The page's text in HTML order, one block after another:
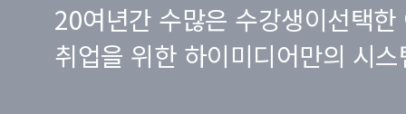
20여년간 수많은 수강생이선택한
취업을 위한 하이미디어만의 시